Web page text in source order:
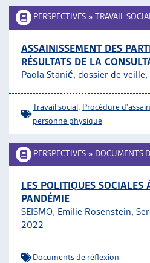
PERSPECTIVES » TRAVAIL SOCIAL
ASSAINISSEMENT DES
RÉSULTATS DE LA
Paola Stanić, dossier de
Travail social Procédure
personne physique
PERSPECTIVES » DOCUMENTS
LES POLITIQUES SOCIALES
PANDÉMIE
SEISMO, Emilie Rosenstein,
2022
Documents de réflexion